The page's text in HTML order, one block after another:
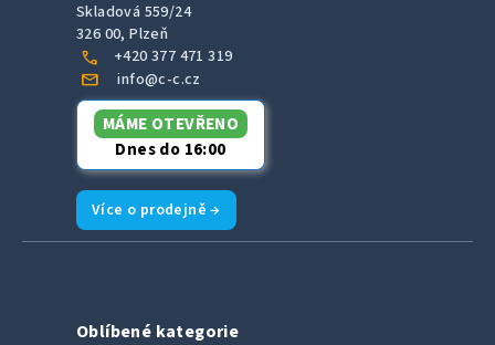
Skladová 559/24
326 00, Plzeň
call +420 377 471 319
mail info@c-c.cz
MÁME OTEVŘENO
Dnes do 16:00
Více o prodejně →
Oblíbené kategorie